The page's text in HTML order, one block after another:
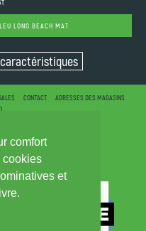
comfort
cookies
et
LONG BEACH MAT
CONTACT
ADRESSES DES MAGASINS